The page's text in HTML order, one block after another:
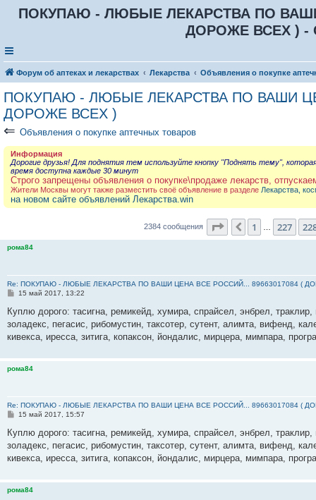
ПОКУПАЮ - ЛЮБЫЕ ЛЕКАРСТВА ПО ВАШИ
ДОРОЖЕ ВСЕХ ) -
Форум об аптеках и лекарствах Лекарства Объявления о покупке
ПОКУПАЮ - ЛЮБЫЕ ЛЕКАРСТВА ПО ВАШИ
ДОРОЖЕ ВСЕХ )
⇐ Объявления о покупке аптечных товаров
Информация
Дорогие друзья! Для поднятия тем используйте кнопку "Поднять тему",
время доступна каждые 30 минут
Строго запрещены объявления о покупке\продаже лекарств,
Жители Москвы могут также разместить своё объявление в разделе Лекарства,
на новом сайте объявлений Лекарства.win
2384 сообщения Страница 229из
Пред.
1 227
рома84
Re: ПОКУПАЮ - ЛЮБЫЕ ЛЕКАРСТВА ПО ВАШИ ЦЕНА ВСЕ РОССИЙ... 89663017084 (
С
о
б
щ
е
е
15 май 2017, 13:22
Куплю дорого: тасигна, ремикейд, хумира, спрайсел, энбрел,
золадекс, пегасис, рибомустин, таксотер, сутент, алимта, вифенд,
кивекса, иресса, зитига, копаксон, йондалис, мирцера, мимпара,
рома84
Re: ПОКУПАЮ - ЛЮБЫЕ ЛЕКАРСТВА ПО ВАШИ ЦЕНА ВСЕ РОССИЙ... 89663017084 (
С
о
б
щ
е
е
15 май 2017, 15:57
Куплю дорого: тасигна, ремикейд, хумира, спрайсел, энбрел,
золадекс, пегасис, рибомустин, таксотер, сутент, алимта, вифенд,
кивекса, иресса, зитига, копаксон, йондалис, мирцера, мимпара,
рома84